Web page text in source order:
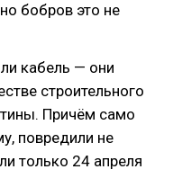
бобров это не
кабель — они
строительного
Причём само
повредили не
только 24 апреля